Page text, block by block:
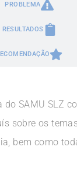
PROBLEMA
RESULTADOS
SAMU SLZ
sobre os
bem como